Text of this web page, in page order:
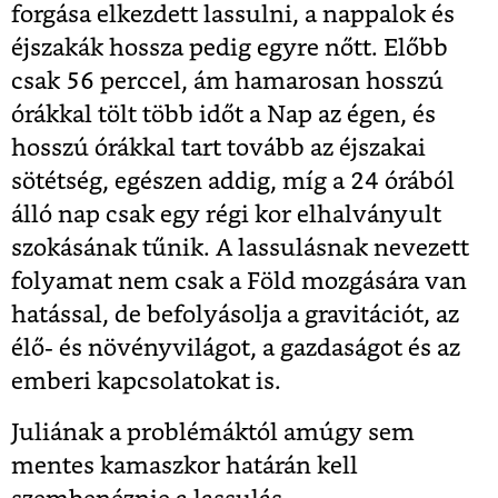
forgása elkezdett lassulni, a nappalok és
éjszakák hossza pedig egyre nőtt. Előbb
csak 56 perccel, ám hamarosan hosszú
órákkal tölt több időt a Nap az égen, és
hosszú órákkal tart tovább az éjszakai
sötétség, egészen addig, míg a 24 órából
álló nap csak egy régi kor elhalványult
szokásának tűnik. A lassulásnak nevezett
folyamat nem csak a Föld mozgására van
hatással, de befolyásolja a gravitációt, az
élő- és növényvilágot, a gazdaságot és az
emberi kapcsolatokat is.
Juliának a problémáktól amúgy sem
mentes kamaszkor határán kell